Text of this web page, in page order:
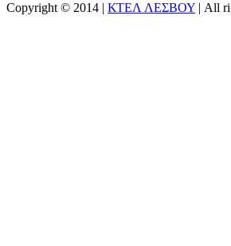
Copyright © 2014 | ΚΤΕΛ ΛΕΣΒΟΥ | All